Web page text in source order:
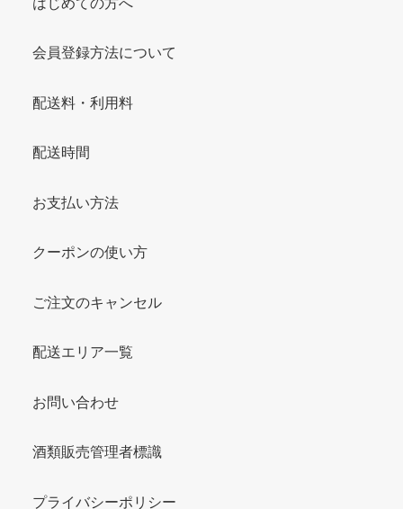
会員登録方法について
配送料・利用料
配送時間
お支払い方法
クーポンの使い方
ご注文のキャンセル
配送エリア一覧
お問い合わせ
酒類販売管理者標識
プライバシーポリシー